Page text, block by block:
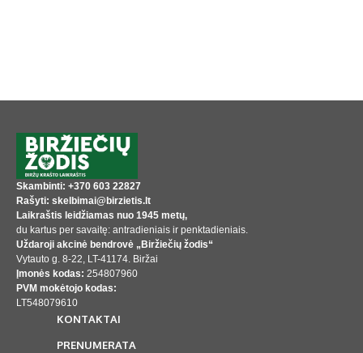
Skambinti: +370 603 22827
Rašyti: skelbimai@birzietis.lt
Laikraštis leidžiamas nuo 1945 metų,
du kartus per savaitę: antradieniais ir penktadieniais.
Uždaroji akcinė bendrovė „Biržiečių žodis“
Vytauto g. 8-22, LT-41174. Biržai
Įmonės kodas: 254807960
PVM mokėtojo kodas:
LT548079610
KONTAKTAI
PRENUMERATA